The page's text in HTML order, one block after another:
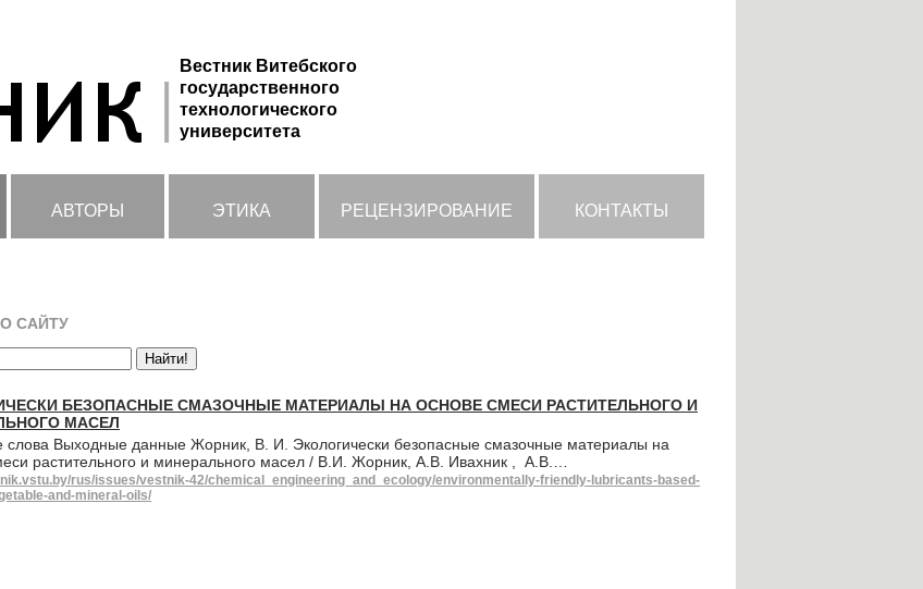
Вестник Витебского
государственного
технологического
университета
АВТОРЫ ЭТИКА РЕЦЕНЗИРОВАНИЕ КОНТАКТЫ
САЙТУ
БЕЗОПАСНЫЕ СМАЗОЧНЫЕ МАТЕРИАЛЫ НА ОСНОВЕ СМЕСИ РАСТИТЕЛЬНОГО И
МАСЕЛ
слова Выходные данные Жорник, В. И. Экологически безопасные смазочные материалы на
растительного и минерального масел / В.И. Жорник, А.В. Ивахник , А.В.…
rus/issues/vestnik-42/chemical_engineering_and_ecology/environmentally-friendly-lubricants-based-
and-mineral-oils/